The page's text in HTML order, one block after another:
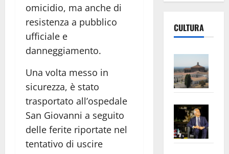
omicidio, ma anche di
resistenza a pubblico
ufficiale e
danneggiamento.
Una volta messo in
sicurezza, è stato
trasportato all’ospedale
San Giovanni a seguito
delle ferite riportate nel
tentativo di uscire
CULTURA
apre